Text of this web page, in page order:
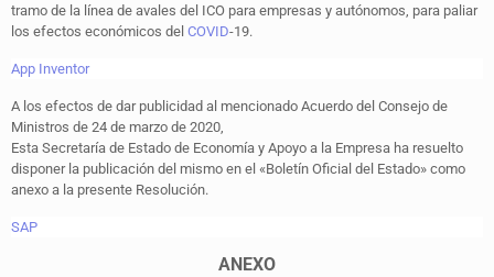
tramo de la línea de avales del ICO para empresas y autónomos, para paliar
los efectos económicos del COVID-19.
App Inventor
A los efectos de dar publicidad al mencionado Acuerdo del Consejo de
Ministros de 24 de marzo de 2020,
Esta Secretaría de Estado de Economía y Apoyo a la Empresa ha resuelto
disponer la publicación del mismo en el «Boletín Oficial del Estado» como
anexo a la presente Resolución.
SAP
ANEXO